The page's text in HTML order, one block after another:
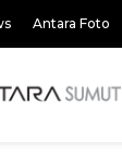
Antara Foto